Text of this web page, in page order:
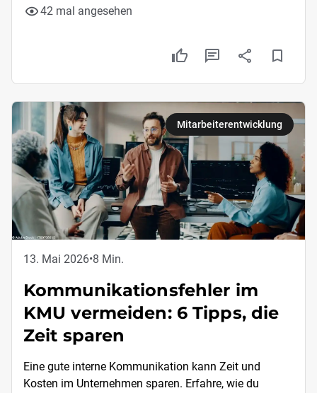
42 mal angesehen
Mitarbeiterentwicklung
13. Mai 2026•8 Min.
Kommunikationsfehler im
KMU vermeiden: 6 Tipps, die
Zeit sparen
Eine gute interne Kommunikation kann Zeit und
Kosten im Unternehmen sparen. Erfahre, wie du